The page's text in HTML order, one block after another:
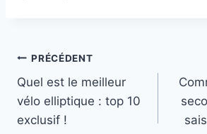
Navigation
de
l’article
PRÉCÉDENT
Quel est le meilleur
vélo elliptique : top 10
exclusif !